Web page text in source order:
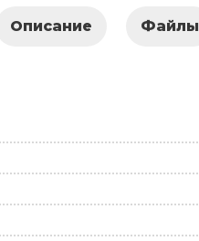
Описание Файлы